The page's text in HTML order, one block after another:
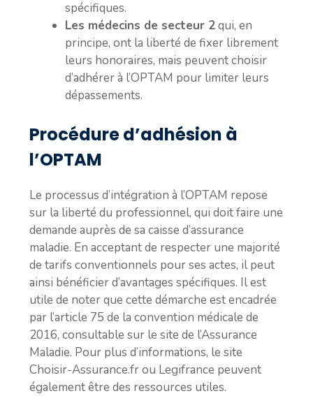
spécifiques.
Les médecins de secteur 2qui, en
principe, ont la liberté de fixer librement
leurs honoraires, mais peuvent choisir
d’adhérer à l’OPTAM pour limiter leurs
dépassements.
Procédure d’adhésion à
l’OPTAM
Le processus d’intégration à l’OPTAM repose
sur la liberté du professionnel, qui doit faire une
demande auprès de sa caisse d’assurance
maladie. En acceptant de respecter une majorité
de tarifs conventionnels pour ses actes, il peut
ainsi bénéficier d’avantages spécifiques. Il est
utile de noter que cette démarche est encadrée
par l’article 75 de la convention médicale de
2016, consultable sur le site de l’Assurance
Maladie. Pour plus d’informations, le site
Choisir-Assurance.fr ou Legifrance peuvent
également être des ressources utiles.